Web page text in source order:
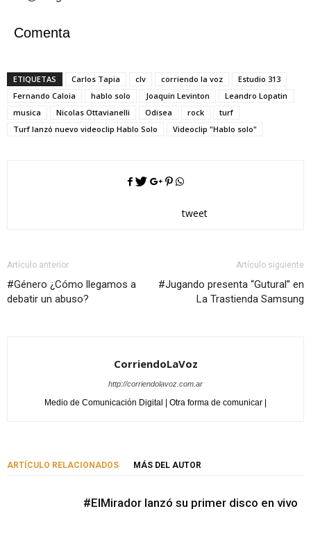
Comenta
ETIQUETAS Carlos Tapia clv corriendo la voz
Estudio 313
Fernando Caloia
hablo solo Joaquin Levinton
Leandro Lopatin
musica
Nicolas Ottavianelli Odisea rock
turf
Turf lanzó nuevo videoclip Hablo Solo
Videoclip "Hablo solo"
tweet
Artículo anterior
#Género ¿Cómo llegamos a
debatir un abuso?
Artículo siguiente
#Jugando presenta “Gutural” en
La Trastienda Samsung
CorriendoLaVoz
http://corriendolavoz.com.ar
Medio de Comunicación Digital | Otra forma de comunicar |
ARTÍCULO RELACIONADOS MÁS DEL AUTOR
#ElMirador lanzó su primer disco en vivo